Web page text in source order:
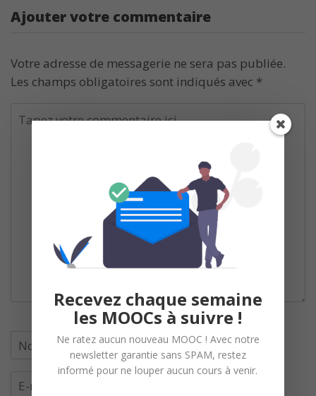
Ajouter votre commentaire
Votre adresse de messagerie ne sera pas publiée.
Les champs obligatoires sont indiqués avec *
Recevez chaque semaine
les MOOCs à suivre !
Ne ratez aucun nouveau MOOC ! Avec notre
newsletter garantie sans SPAM, restez
informé pour ne louper aucun cours à venir.